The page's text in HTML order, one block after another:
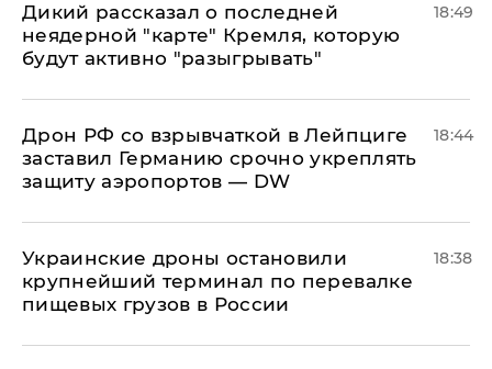
Дикий рассказал о последней
неядерной "карте" Кремля, которую
будут активно "разыгрывать"
18:49
​Дрон РФ со взрывчаткой в Лейпциге
заставил Германию срочно укреплять
защиту аэропортов — DW
18:44
Украинские дроны остановили
крупнейший терминал по перевалке
пищевых грузов в России
18:38